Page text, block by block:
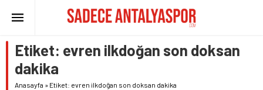
Etiket: evren ilkdoğan son doksan
dakika
Anasayfa » Etiket: evren ilkdoğan son doksan dakika